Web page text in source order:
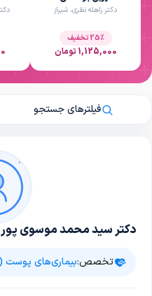
دکتر راهله نظری، شیراز
25٪ تخفیف
1,125,000 تومان
فیلترهای جستجو
دکتر سید محمد موسوی پور
تخصص:بیماری‌های پوست